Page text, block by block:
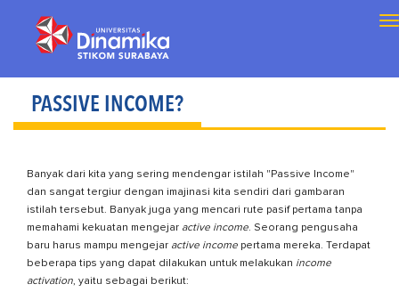
PASSIVE INCOME?
Banyak dari kita yang sering mendengar istilah "Passive Income"
dan sangat tergiur dengan imajinasi kita sendiri dari gambaran
istilah tersebut. Banyak juga yang mencari rute pasif pertama tanpa
memahami kekuatan mengejar active income. Seorang pengusaha
baru harus mampu mengejar active income pertama mereka. Terdapat
beberapa tips yang dapat dilakukan untuk melakukan income
activation, yaitu sebagai berikut: